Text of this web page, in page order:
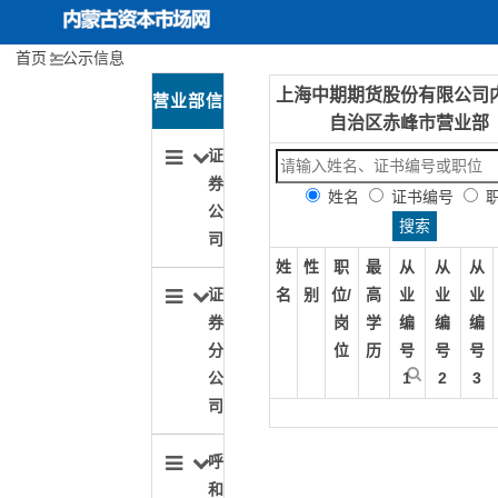
内蒙古资本市场网 首页 关于协会
协会动态
投资者保护
行业文化建设
期货服务实体经济
首页 公示信息
营业部信
息导航证
券
公
司
证
券
分
公
司
呼
和
上海中期期货股份有限公司
自治区赤峰市营业部
姓名 证书编号
姓
名
性
别
职
位/
岗
位
最
高
学
历
从
业
编
号
1
从
业
编
号
2
从
业
编
号
3